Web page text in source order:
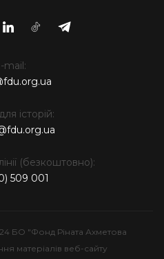
mail:
історій:
(безкоштовно):
509 001
БО "Фонд Ріната Ахметова
матеріалів веб-сайту